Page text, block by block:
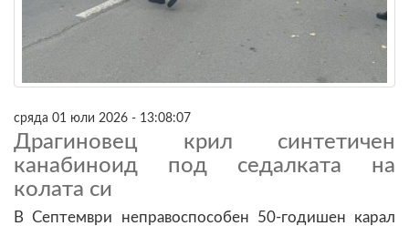
сряда 01 юли 2026 - 13:08:07
Драгиновец крил синтетичен
канабиноид под седалката на
колата си
В Септември неправоспособен 50-годишен карал